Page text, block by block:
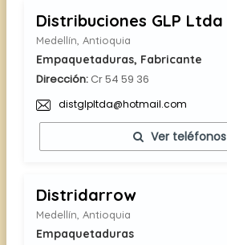
Distribuciones GLP Ltda
Medellín, Antioquia
Empaquetaduras, Fabricante
Dirección:Cr 54 59 36
distglpltda@hotmail.com
Ver teléfonos
Distridarrow
Medellín, Antioquia
Empaquetaduras